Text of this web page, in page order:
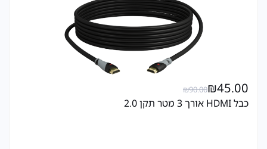
₪90.00₪45.00
כבל HDMI אורך 3 מטר תקן 2.0